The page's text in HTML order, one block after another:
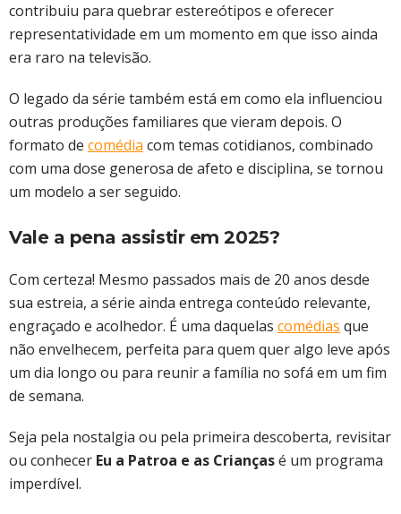
contribuiu para quebrar estereótipos e oferecer
representatividade em um momento em que isso ainda
era raro na televisão.
O legado da série também está em como ela influenciou
outras produções familiares que vieram depois. O
formato de comédia com temas cotidianos, combinado
com uma dose generosa de afeto e disciplina, se tornou
um modelo a ser seguido.
Vale a pena assistir em 2025?
Com certeza! Mesmo passados mais de 20 anos desde
sua estreia, a série ainda entrega conteúdo relevante,
engraçado e acolhedor. É uma daquelas comédias que
não envelhecem, perfeita para quem quer algo leve após
um dia longo ou para reunir a família no sofá em um fim
de semana.
Seja pela nostalgia ou pela primeira descoberta, revisitar
ou conhecer Eu a Patroa e as Criançasé um programa
imperdível.